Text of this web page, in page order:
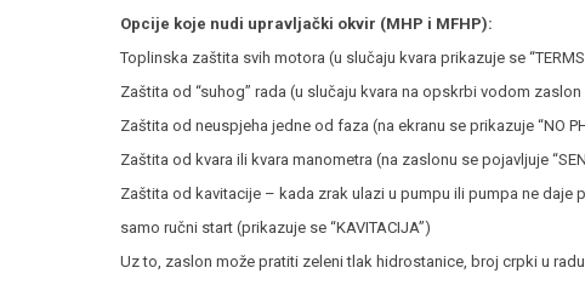
Opcije koje nudi upravljački okvir (MHP i MFHP):
Toplinska zaštita svih motora (u slučaju kvara prikazuje se
Zaštita od “suhog” rada (u slučaju kvara na opskrbi vodom
Zaštita od neuspjeha jedne od faza (na ekranu se prikazuje “NO
Zaštita od kvara ili kvara manometra (na zaslonu se pojavljuje
Zaštita od kavitacije – kada zrak ulazi u pumpu ili pumpa ne
samo ručni start (prikazuje se “KAVITACIJA”)
Uz to, zaslon može pratiti zeleni tlak hidrostanice, broj crpki u